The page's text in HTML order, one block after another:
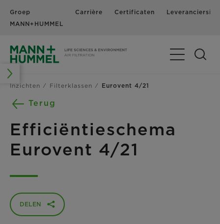
Groep
MANN+HUMMEL
Carrière Certificaten
Navigatie
Inzichten Filterklassen Eurovent 4/21
Terug
Efficiëntieschema
Eurovent 4/21
DELEN